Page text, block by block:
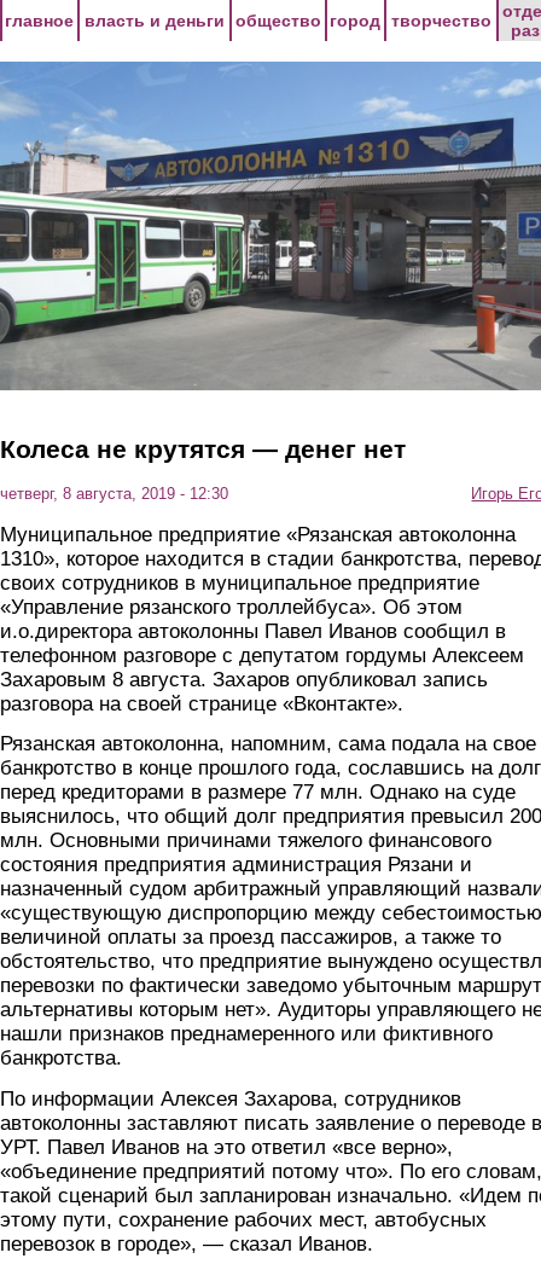
главное власть и деньги общество город творчество
Колеса не крутятся — денег нет
четверг, 8 августа, 2019 - 12:30 Игорь
Муниципальное предприятие «Рязанская автоколонна
1310», которое находится в стадии банкротства,
своих сотрудников в муниципальное предприятие
«Управление рязанского троллейбуса». Об этом
и.о.директора автоколонны Павел Иванов сообщил в
телефонном разговоре с депутатом гордумы Алексеем
Захаровым 8 августа. Захаров опубликовал запись
разговора на своей странице «Вконтакте».
Рязанская автоколонна, напомним, сама подала на свое
банкротство в конце прошлого года, сославшись на долг
перед кредиторами в размере 77 млн. Однако на суде
выяснилось, что общий долг предприятия превысил 200
млн. Основными причинами тяжелого финансового
состояния предприятия администрация Рязани и
назначенный судом арбитражный управляющий
«существующую диспропорцию между
величиной оплаты за проезд пассажиров, а также то
обстоятельство, что предприятие вынуждено
перевозки по фактически заведомо убыточным
альтернативы которым нет». Аудиторы управляющего
нашли признаков преднамеренного или фиктивного
банкротства.
По информации Алексея Захарова, сотрудников
автоколонны заставляют писать заявление о переводе в
УРТ. Павел Иванов на это ответил «все верно»,
«объединение предприятий потому что». По его словам,
такой сценарий был запланирован изначально. «Идем
этому пути, сохранение рабочих мест, автобусных
перевозок в городе», — сказал Иванов.